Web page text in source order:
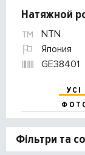
Натяжной
NTN
Япония
GE38401
УСІ
Фільтри та